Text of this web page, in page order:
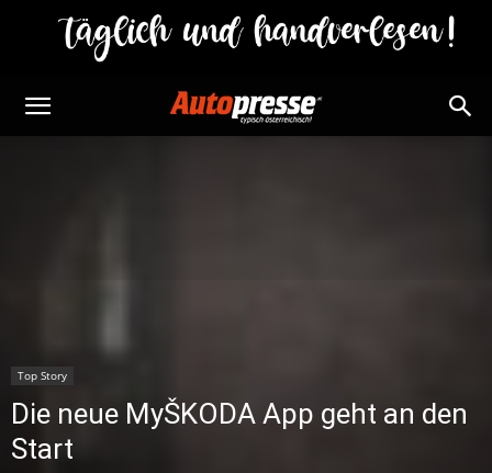
Top Story
Die neue MyŠKODA App geht an den
Start